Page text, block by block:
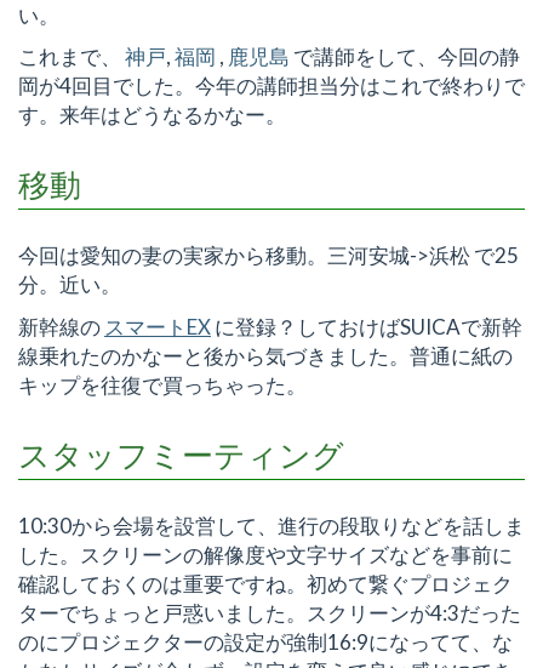
い。
これまで、 神戸,福岡 , 鹿児島 で講師をして、今回の静
岡が4回目でした。今年の講師担当分はこれで終わりで
す。来年はどうなるかなー。
移動
今回は愛知の妻の実家から移動。三河安城->浜松 で25
分。近い。
新幹線の スマートEXに登録？しておけばSUICAで新幹
線乗れたのかなーと後から気づきました。普通に紙の
キップを往復で買っちゃった。
スタッフミーティング
10:30から会場を設営して、進行の段取りなどを話しま
した。スクリーンの解像度や文字サイズなどを事前に
確認しておくのは重要ですね。初めて繋ぐプロジェク
ターでちょっと戸惑いました。スクリーンが4:3だった
のにプロジェクターの設定が強制16:9になってて、な